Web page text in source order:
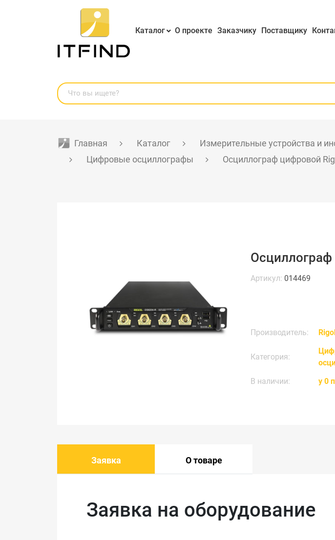
Каталог О проекте Заказчику Поставщику
Главная Каталог Измерительные устройства и
Цифровые осциллографы
Осциллограф цифровой
Осциллограф
Артикул: 014469
Производитель:
Категория:
В наличии:
у 0
Заявка О товаре
Заявка на оборудование